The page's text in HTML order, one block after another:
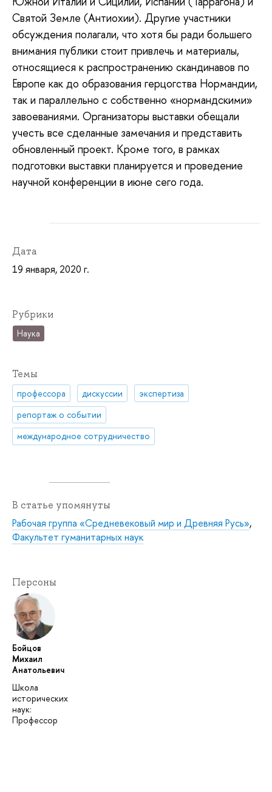
Святой Земле (Антиохии). Другие участники
обсуждения полагали, что хотя бы ради большего
внимания публики стоит привлечь и материалы,
относящиеся к распространению скандинавов по
Европе как до образования герцогства Нормандии,
так и параллельно с собственно «нормандскими»
завоеваниями. Организаторы выставки обещали
учесть все сделанные замечания и представить
обновленный проект. Кроме того, в рамках
подготовки выставки планируется и проведение
научной конференции в июне сего года.
Дата
19 января, 2020 г.
Рубрики
Наука
Темы
профессора дискуссии
экспертиза
репортаж о событии
международное сотрудничество
В статье упомянуты
Рабочая группа «Средневековый мир и Древняя Русь»,
Факультет гуманитарных наук
Персоны
Бойцов
Михаил
Анатольевич
Школа
исторических
наук:
Профессор